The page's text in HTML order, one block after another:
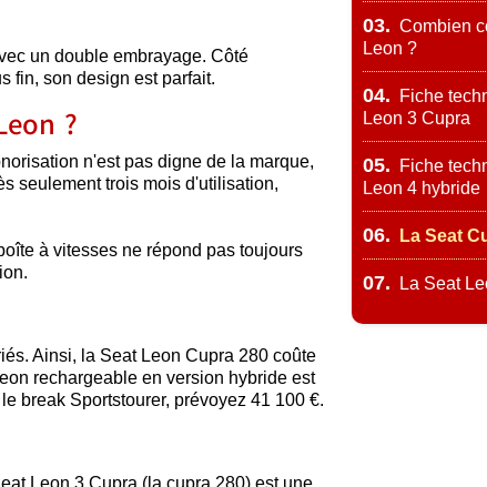
un double embrayage. Côté
fin, son design est parfait.
?
n'est pas digne de la marque,
seulement trois mois d'utilisation,
à vitesses ne répond pas toujours
Ainsi, la Seat Leon Cupra 280 coûte
rechargeable en version hybride est
break Sportstourer, prévoyez 41 100 €.
Leon 3 Cupra (la cupra 280) est une
03. Combien
Leon ?
04.
Fiche
Leon 3 Cupra
05.
Fiche
Leon 4 hybride
06. La Seat
07. La Seat